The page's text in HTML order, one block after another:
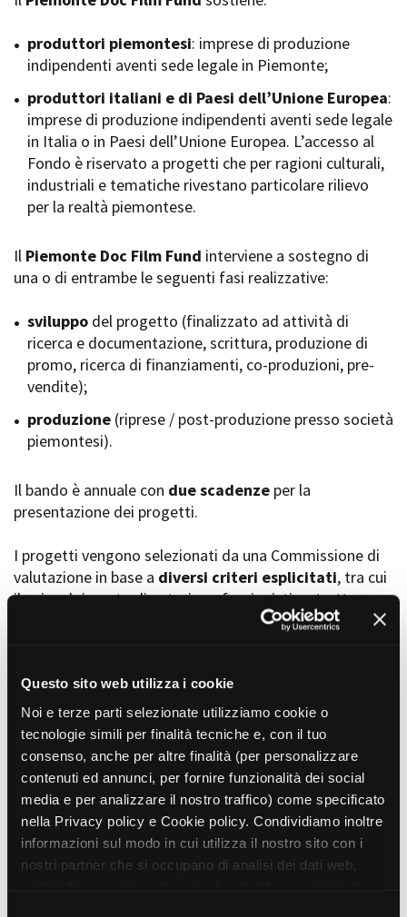
Questo sito web utilizza i cookie
Noi e terze parti selezionate utilizziamo cookie o
tecnologie simili per finalità tecniche e, con il tuo
consenso, anche per altre finalità (per personalizzare
contenuti ed annunci, per fornire funzionalità dei social
media e per analizzare il nostro traffico) come specificato
nella Privacy policy e Cookie policy. Condividiamo inoltre
informazioni sul modo in cui utilizza il nostro sito con i
nostri partner che si occupano di analisi dei dati web,
Piemonte Film Tv Fund
Piemonte Film Tv
Development Fund
Piemonte Doc Film Fund
Short Film Fund
PRODUCTION GUIDE
Società di produzione
Strutture di servizio
Attrici-Attori
Beginners
LOCATION GUIDE
FILM DATABASE
BOOK DATABASE
NEWS
CASTING
Cinematografica Venezia
Toronto International Film
Festa del Cinema di Roma
Torino Film Festival
David di Donatello
Nastri d’Argento
Premio Solinas
Location - Accedi al tuo
profilo
Newsletter
Lavora con noi
Stage - Tirocini - Scuola e
Lavoro
per affidamento lavori in
economia
Amministrazione trasparente
Bandi e gare
Whistleblowing
produttori piemontesi: imprese di produzione
indipendenti aventi sede legale in Piemonte;
produttori italiani e di Paesi dell’Unione Europea:
imprese di produzione indipendenti aventi sede legale
in Italia o in Paesi dell’Unione Europea. L’accesso al
Fondo è riservato a progetti che per ragioni culturali,
industriali e tematiche rivestano particolare rilievo
per la realtà piemontese.
Il Piemonte Doc Film Fund interviene a sostegno di
una o di entrambe le seguenti fasi realizzative:
sviluppo del progetto (finalizzato ad attività di
ricerca e documentazione, scrittura, produzione di
promo, ricerca di finanziamenti, co-produzioni, pre-
vendite);
produzione (riprese / post-produzione presso società
piemontesi).
Il bando è annuale con due scadenze per la
presentazione dei progetti.
I progetti vengono selezionati da una Commissione di
valutazione in base a diversi criteri esplicitati, tra cui
il coinvolgimento di autori, professionisti e strutture
torinesi e piemontesi, i co-finanziamenti e l’effettiva
diffusione attraverso molteplici canali (proiezioni in sala,
canali televisivi, homevideo, piattaforme web...).
Progetti in progress
Vedi 105 progetti in progress